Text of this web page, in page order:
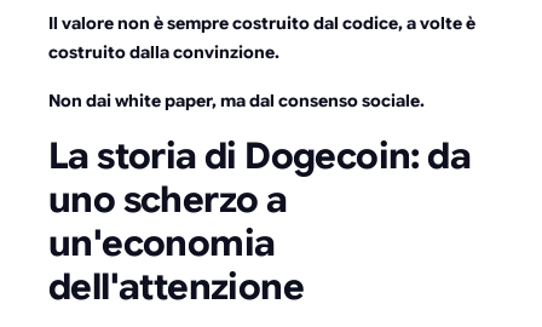
Il valore non è sempre costruito dal codice, a volte è
costruito dalla convinzione.
Non dai white paper, ma dal consenso sociale.
La storia di Dogecoin: da
uno scherzo a
un'economia
dell'attenzione